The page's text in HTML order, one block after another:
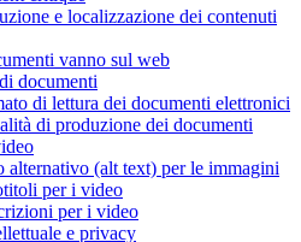
e localizzazione dei contenuti
vanno sul web
documenti
di lettura dei documenti elettronici
di produzione dei documenti
alternativo (alt text) per le immagini
per i video
per i video
e privacy